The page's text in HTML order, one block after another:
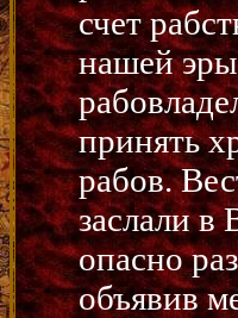
счет
нашей эры
принять
рабов.
заслали
опасно
объявив